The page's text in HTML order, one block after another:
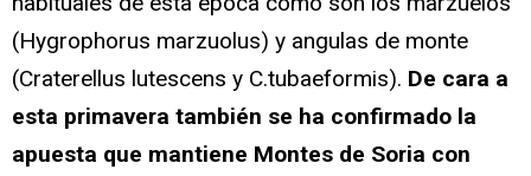
(Hygrophorus marzuolus) y angulas de monte
(Craterellus lutescens y C.tubaeformis). De cara a
esta primavera también se ha confirmado la
apuesta que mantiene Montes de Soria con